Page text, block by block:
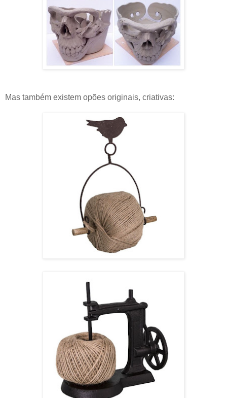
Mas também existem opões originais, criativas: